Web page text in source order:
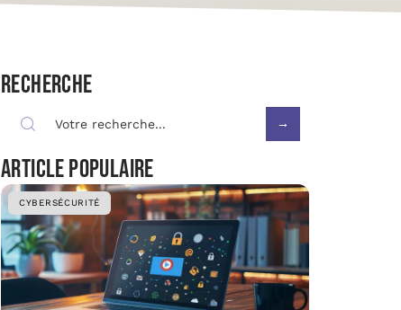
Recherche
Article populaire
CYBERSÉCURITÉ